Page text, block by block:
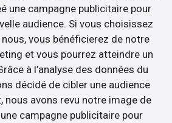
une campagne publicitaire pour
audience. Si vous choisissez
vous bénéficierez de notre
et vous pourrez atteindre un
à l’analyse des données du
décidé de cibler une audience
nous avons revu notre image de
campagne publicitaire pour